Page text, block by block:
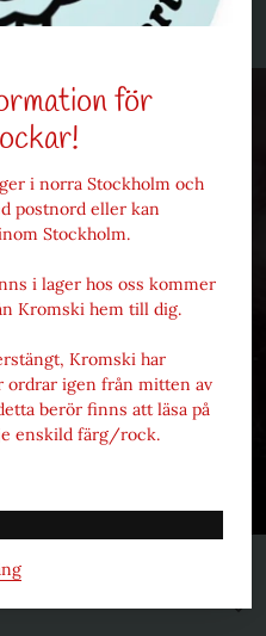
för
i norra Stockholm och
postnord eller kan
Stockholm.
i lager hos oss kommer
Kromski hem till dig.
Kromski har
ordrar igen från mitten av
berör finns att läsa på
enskild färg/rock.
på vårt
genom att ta del av vårt
up